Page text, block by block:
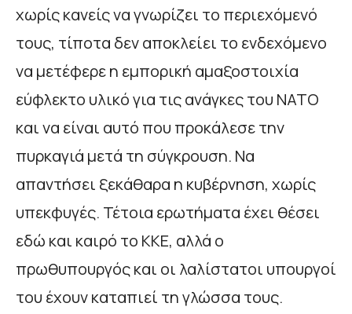
χωρίς κανείς να γνωρίζει το περιεχόμενό
τους, τίποτα δεν αποκλείει το ενδεχόμενο
να μετέφερε η εμπορική αμαξοστοιχία
εύφλεκτο υλικό για τις ανάγκες του ΝΑΤΟ
και να είναι αυτό που προκάλεσε την
πυρκαγιά μετά τη σύγκρουση. Να
απαντήσει ξεκάθαρα η κυβέρνηση, χωρίς
υπεκφυγές. Τέτοια ερωτήματα έχει θέσει
εδώ και καιρό το ΚΚΕ, αλλά ο
πρωθυπουργός και οι λαλίστατοι υπουργοί
του έχουν καταπιεί τη γλώσσα τους.